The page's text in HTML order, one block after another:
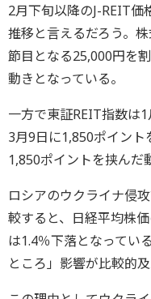
2月下旬以降のJ-REIT
推移と言えるだろう。
節目となる25,000円を
動きとなっている。
一方で東証REIT指数は1
3月9日に1,850ポイン
1,850ポイントを挟んだ
ロシアのウクライナ侵
較すると、日経平均株
は1.4％下落となってい
ところ」影響が比較的及